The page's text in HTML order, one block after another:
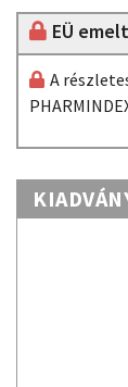
EÜ emelt
A